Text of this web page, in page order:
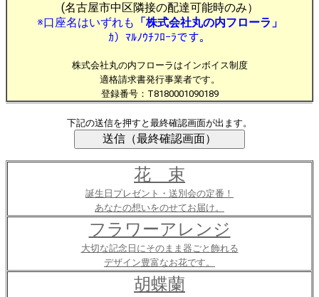
(名古屋市中区隣接の配達可能時のみ）
※口座名はいずれも 「株式会社丸の内フローラ」
ｶ）ﾏﾙﾉｳﾁﾌﾛｰﾗです。
株式会社丸の内フローラはインボイス制度
適格請求書発行事業者です。
登録番号：T8180001090189
下記の送信を押すと最終確認画面が出ます。
花 束
誕生日プレゼント・送別会の定番！
あなたの想いをのせてお届け。
フラワーアレンジ
大切な記念日にそのまま器ごと飾れる
デザイン豊富なお花です。
胡蝶蘭